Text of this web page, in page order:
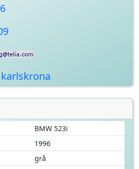
karlskrona
BMW 523i
1996
grå